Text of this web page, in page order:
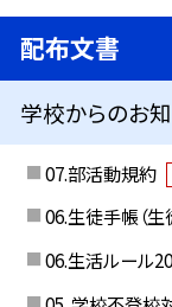
配布文書
学校からのお
07.部活動規約
06.生徒手帳（生
06.生活ルール